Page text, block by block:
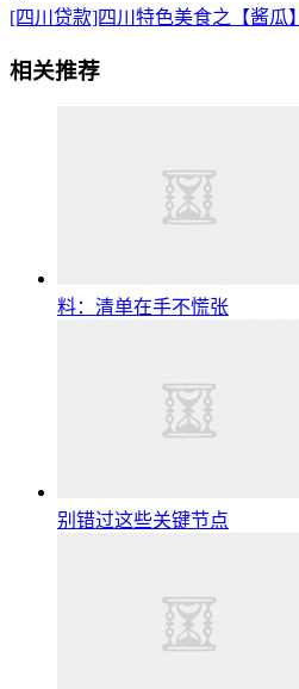
[四川贷款]四川特色美食之【酱瓜】
相关推荐
料：清单在手不慌张
别错过这些关键节点